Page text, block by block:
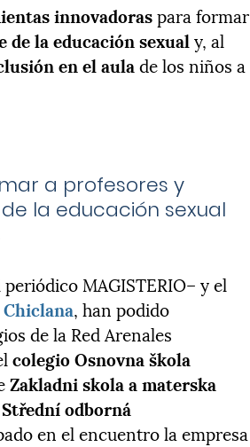
innovadoraspara formar
de la educación sexual y, al
en el aulade los niños a
a profesores y
la educación sexual
MAGISTERIO– y el
, han podido
de la Red Arenales
colegio Osnovna škola
Zakladni skola a materska
Střední odborná
en el encuentro la empresa